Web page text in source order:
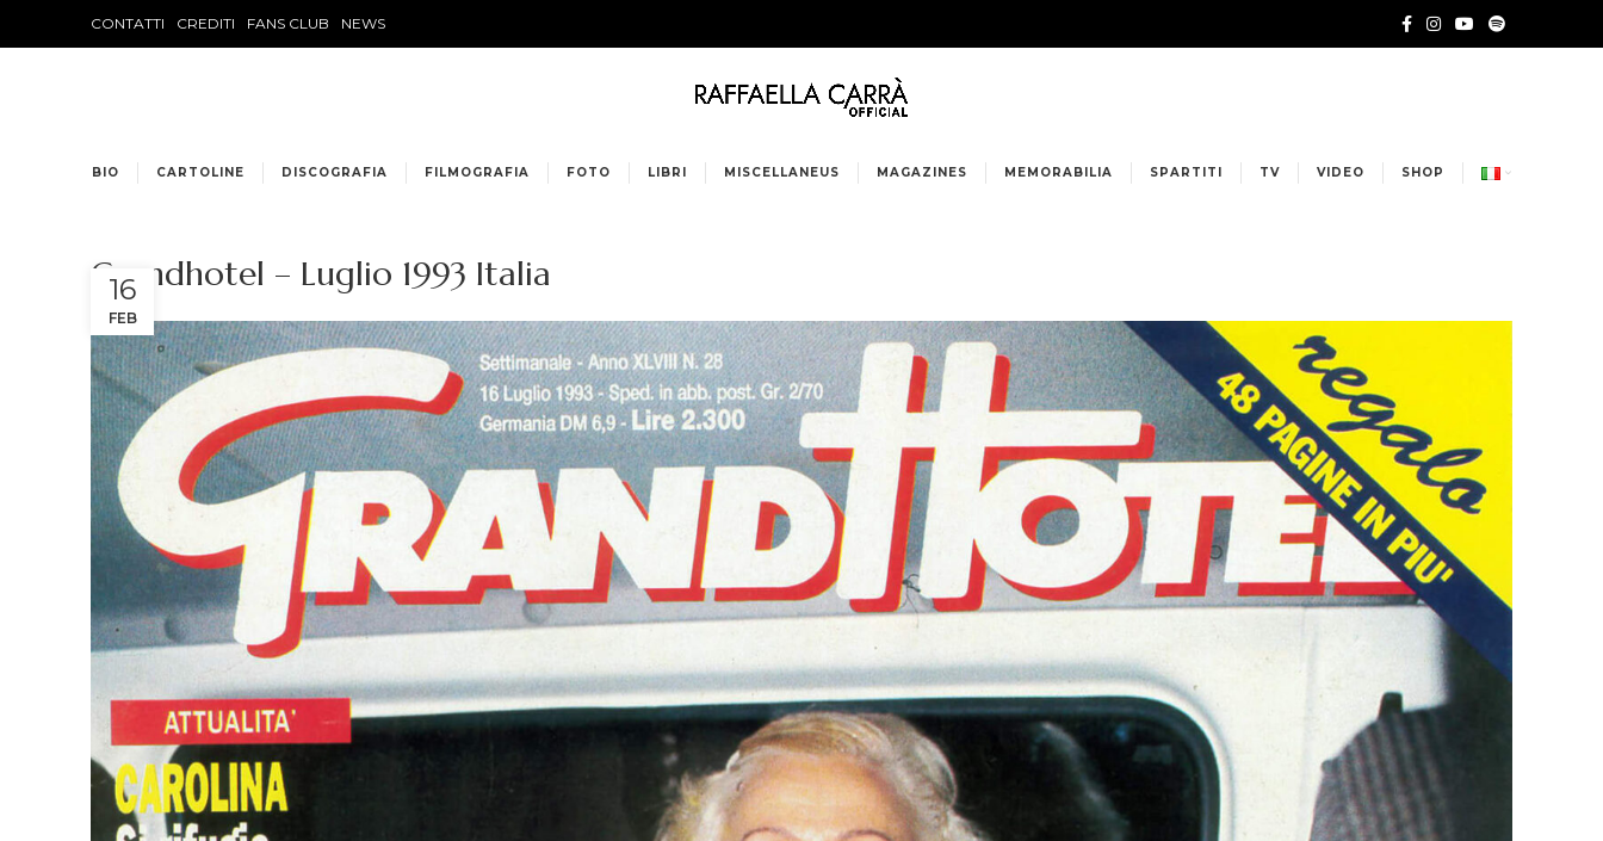
CONTATTI CREDITI FANS CLUB NEWS
BIO CARTOLINE DISCOGRAFIA FILMOGRAFIA FOTO LIBRI MISCELLANEUS MAGAZINES MEMORABILIA SPARTITI TV VIDEO SHOP
Grandhotel – Luglio 1993 Italia
16
FEB